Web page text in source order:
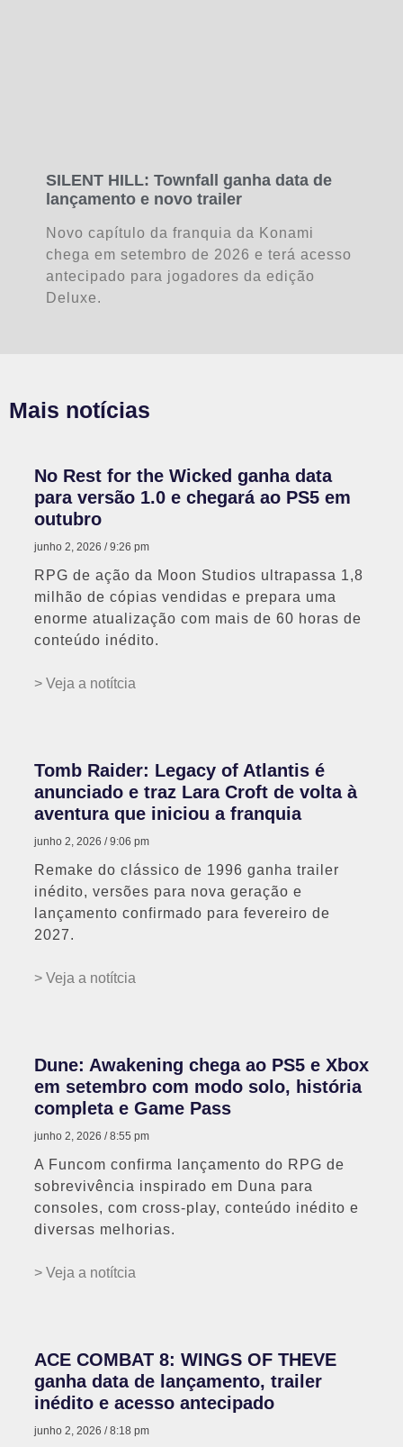
SILENT HILL: Townfall ganha data de
lançamento e novo trailer
Novo capítulo da franquia da Konami
chega em setembro de 2026 e terá acesso
antecipado para jogadores da edição
Deluxe.
Mais notícias
No Rest for the Wicked ganha data
para versão 1.0 e chegará ao PS5 em
outubro
junho 2, 2026 9:26 pm
RPG de ação da Moon Studios ultrapassa 1,8
milhão de cópias vendidas e prepara uma
enorme atualização com mais de 60 horas de
conteúdo inédito.
> Veja a notítcia
Tomb Raider: Legacy of Atlantis é
anunciado e traz Lara Croft de volta à
aventura que iniciou a franquia
junho 2, 2026 9:06 pm
Remake do clássico de 1996 ganha trailer
inédito, versões para nova geração e
lançamento confirmado para fevereiro de
2027.
> Veja a notítcia
Dune: Awakening chega ao PS5 e Xbox
em setembro com modo solo, história
completa e Game Pass
junho 2, 2026 8:55 pm
A Funcom confirma lançamento do RPG de
sobrevivência inspirado em Duna para
consoles, com cross-play, conteúdo inédito e
diversas melhorias.
> Veja a notítcia
ACE COMBAT 8: WINGS OF THEVE
ganha data de lançamento, trailer
inédito e acesso antecipado
junho 2, 2026 8:18 pm